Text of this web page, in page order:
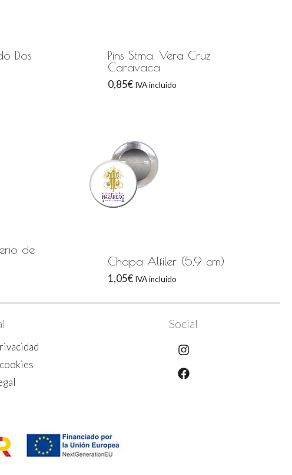
Dos
Pins Stma. Vera Cruz
Caravaca
0,85€ IVA incluido
de
Chapa Alfiler (5,9 cm)
1,05€ IVA incluido
Social
Instagram
Facebook